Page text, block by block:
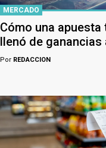
MERCADO
Cómo una apuesta
llenó de
Por REDACCION